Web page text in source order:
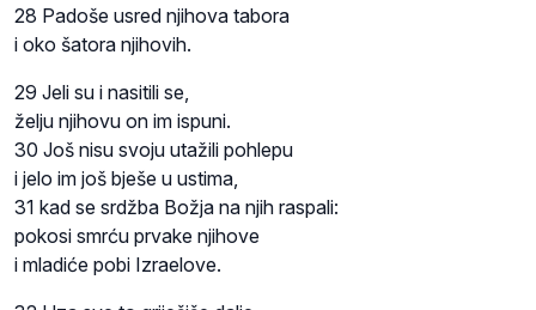
28 Padoše usred njihova tabora
i oko šatora njihovih.
29 Jeli su i nasitili se,
želju njihovu on im ispuni.
30 Još nisu svoju utažili pohlepu
i jelo im još bješe u ustima,
31 kad se srdžba Božja na njih raspali:
pokosi smrću prvake njihove
i mladiće pobi Izraelove.